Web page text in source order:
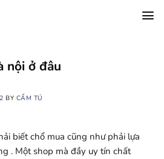
nội ở đâu
BY CẨM TÚ
biết chổ mua cũng như phải lựa
. Một shop mà đầy uy tín chất